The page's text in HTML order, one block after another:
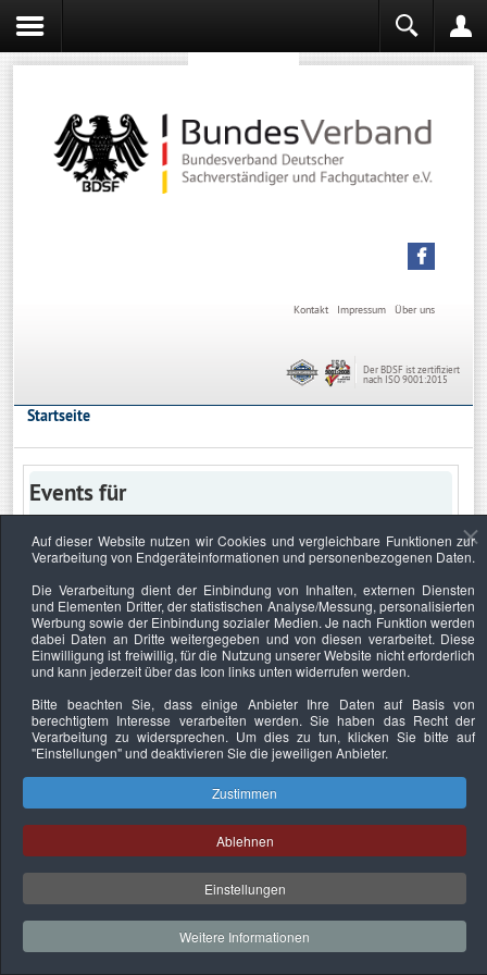
Über uns
Impressum
Kontakt
Der BDSF ist zertifiziert
nach ISO 9001:2015
Startseite
Events für
Keine Termine
Datenschutzerklärung Urheberrechtsnachweise Nachhaltigkeit
Copyright © 2026. Bundesverband Deutscher
Sachverständiger und Fachgutachter e.V..
Auf dieser Website nutzen wir Cookies und vergleichbare Funktionen zur
Verarbeitung von Endgeräteinformationen und personenbezogenen Daten.
Die Verarbeitung dient der Einbindung von Inhalten, externen Diensten
und Elementen Dritter, der statistischen Analyse/Messung, personalisierten
Werbung sowie der Einbindung sozialer Medien. Je nach Funktion werden
dabei Daten an Dritte weitergegeben und von diesen verarbeitet. Diese
Einwilligung ist freiwillig, für die Nutzung unserer Website nicht erforderlich
und kann jederzeit über das Icon links unten widerrufen werden.
Bitte beachten Sie, dass einige Anbieter Ihre Daten auf Basis von
berechtigtem Interesse verarbeiten werden. Sie haben das Recht der
Verarbeitung zu widersprechen. Um dies zu tun, klicken Sie bitte auf
"Einstellungen"und deaktivieren Sie die jeweiligen Anbieter.
Zustimmen
Ablehnen
Einstellungen
Weitere Informationen